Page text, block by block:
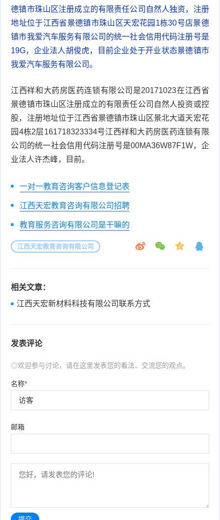
德镇市珠山区注册成立的有限责任公司自然人独资，注册
地址位于江西省景德镇市珠山区天宏花园1栋30号店景德
镇市我爱汽车服务有限公司的统一社会信用代码注册号是
19G，企业法人胡俊虎，目前企业处于开业状态景德镇市
我爱汽车服务有限公司。
江西祥和大药房医药连锁有限公司是20171023在江西省
景德镇市珠山区注册成立的有限责任公司自然人投资或控
股，注册地址位于江西省景德镇市珠山区景北大道天宏花
园4栋2层161718323334号江西祥和大药房医药连锁有限
公司的统一社会信用代码注册号是00MA36W87F1W，企
业法人许杰峰，目前。
一对一教育咨询客户信息登记表
江西天宏教育咨询有限公司招聘
教育服务咨询有限公司是干嘛的
江西天宏教育咨询有限公司
相关文章：
江西天宏新材料科技有限公司联系方式
发表评论
◎欢迎参与讨论，请在这里发表您的看法、交流您的观点。
名称*
邮箱